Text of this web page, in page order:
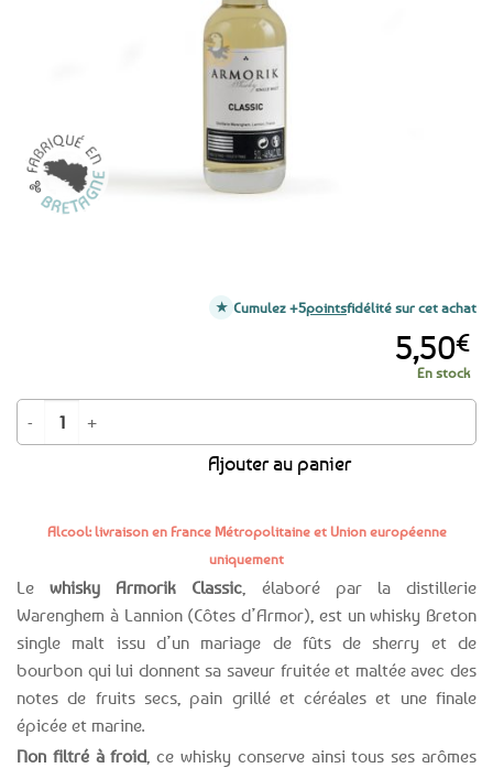
Alcool: livraison en France Métropolitaine et Union européenne
uniquement
Le whisky Armorik Classic, élaboré par la distillerie
Warenghem à Lannion (Côtes d’Armor), est un whisky Breton
single malt issu d’un mariage de fûts de sherry et de
bourbon qui lui donnent sa saveur fruitée et maltée avec des
notes de fruits secs, pain grillé et céréales et une finale
épicée et marine.
Non filtré à froid , ce whisky conserve ainsi tous ses arômes
5,50€
En stock
quantité de Mignonnette de whisky breton Armorik Classic - 5cl
Ajouter au panier
Cumulez +5pointsfidélité sur cet achat